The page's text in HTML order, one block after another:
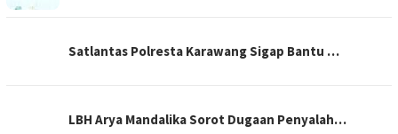
Satlantas Polresta Karawang Sigap Bantu …
LBH Arya Mandalika Sorot Dugaan Penyalah…